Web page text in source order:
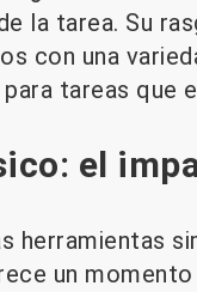
la tarea. Su
con una
tareas que
el
herramientas
un